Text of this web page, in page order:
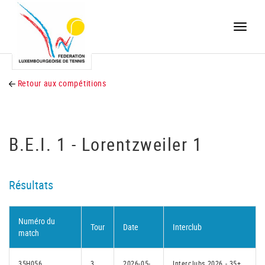
Toggle
Retour aux compétitions
B.E.I. 1 - Lorentzweiler 1
Résultats
Numéro du
match
Tour Date Interclub